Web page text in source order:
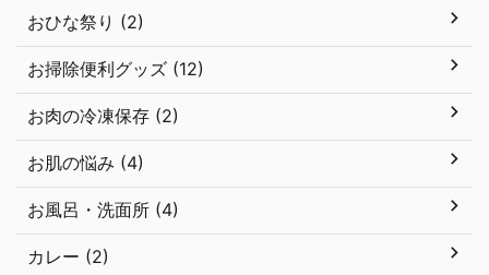
おひな祭り (2)
お掃除便利グッズ (12)
お肉の冷凍保存 (2)
お肌の悩み (4)
お風呂・洗面所 (4)
カレー (2)